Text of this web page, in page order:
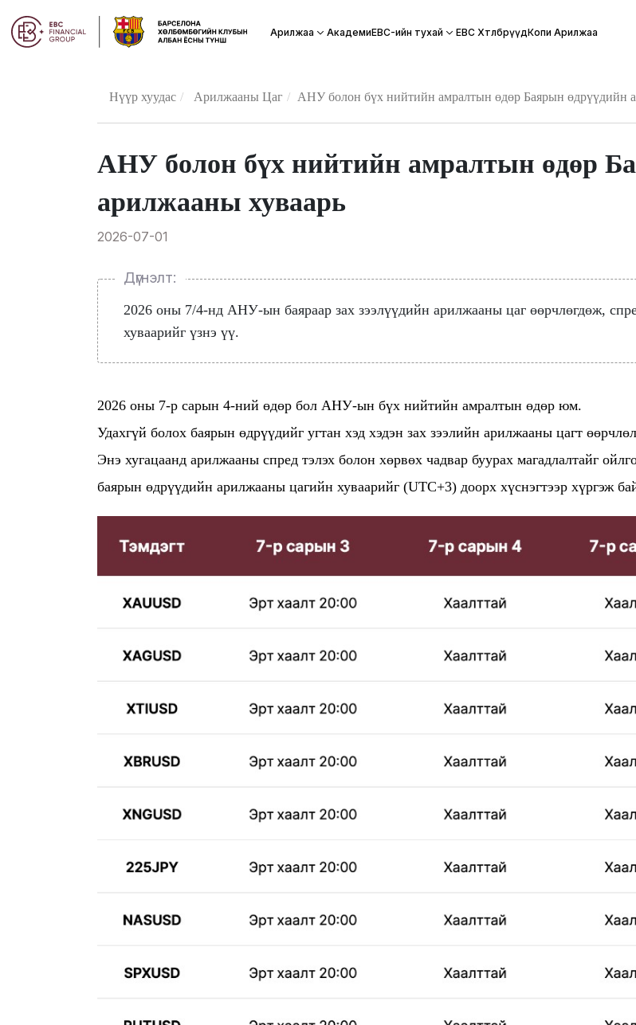
Арилжаа АкадемиEBC-ийн тухай EBC ХөтөлбөрүүдКопи Арилжаа
Нүүр хуудас Арилжааны Цаг АНУ болон бүх нийтийн амралтын өдөр Баярын өдрүүдийн
АНУ болон бүх нийтийн амралтын өдөр
арилжааны хуваарь
2026-07-01
Дүгнэлт:
2026 оны 7/4-нд АНУ-ын баяраар зах зээлүүдийн арилжааны цаг өөрчлөгдөж,
хуваарийг үзнэ үү.
2026 оны 7-р сарын 4-ний өдөр бол АНУ-ын бүх нийтийн амралтын өдөр юм.
Удахгүй болох баярын өдрүүдийг угтан хэд хэдэн зах зээлийн арилжааны цагт
Энэ хугацаанд арилжааны спред тэлэх болон хөрвөх чадвар буурах магадлалтайг
баярын өдрүүдийн арилжааны цагийн хуваарийг (UTC+3) доорх хүснэгтээр хүргэж